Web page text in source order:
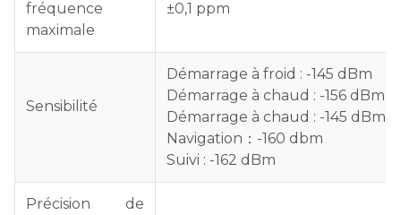
fréquence
maximale
±0,1 ppm
Sensibilité
Démarrage à froid : -145 dBm
Démarrage à chaud : -156 dBm
Démarrage à chaud : -145 dBm
Navigation：-160 dbm
Suivi : -162 dBm
Précision de